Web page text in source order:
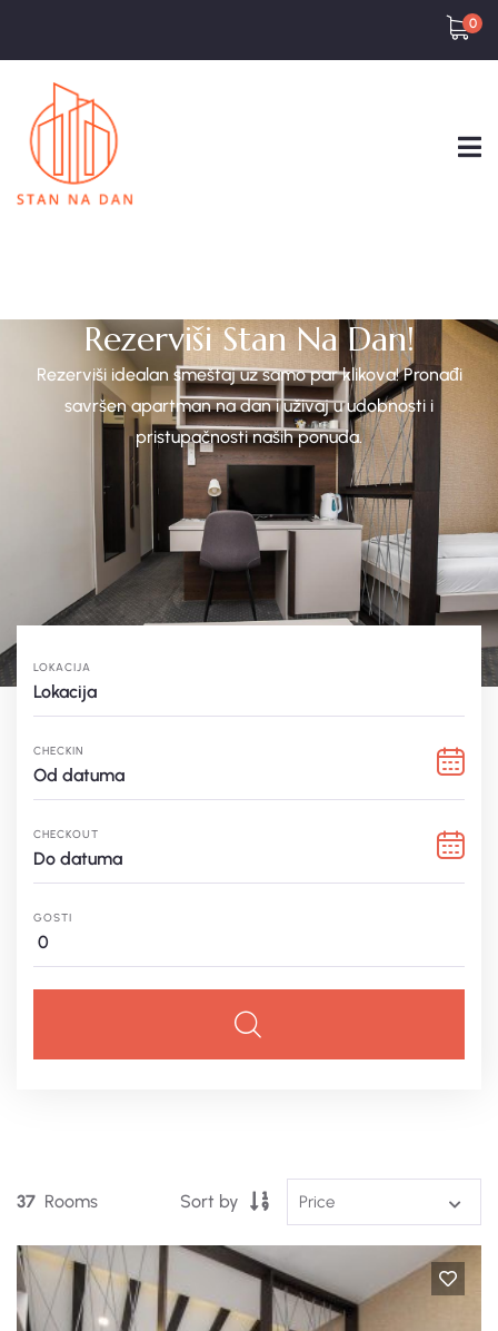
0
Rezerviši Stan Na Dan!
Rezerviši idealan smeštaj uz samo par klikova! Pronađi
savršen apartman na dan i uživaj u udobnosti i
pristupačnosti naših ponuda.
LOKACIJA
Lokacija
CHECKIN
CHECKOUT
GOSTI
0
37 Rooms Sort by